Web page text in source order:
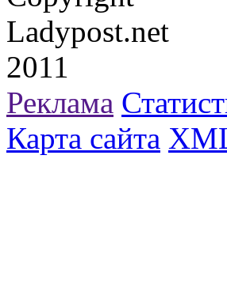
Ladypost.net
2011
Реклама
Карта сайта